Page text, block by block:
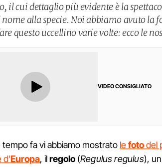
il cui dettaglio più evidente è la
nome alla specie. Noi abbiamo avuto la
questo uccellino varie volte: ecco le
VIDEO CONSIGLIATO
tempo fa vi abbiamo mostrato lefotodel
d'Europa, ilregolo (Regulus regulus), un